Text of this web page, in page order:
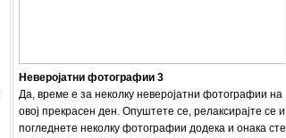
Неверојатни фотографии 3
Да, време е за неколку неверојатни фотографии на
овој прекрасен ден. Опуштете се, релаксирајте се и
погледнете неколку фотографии додека и онака сте